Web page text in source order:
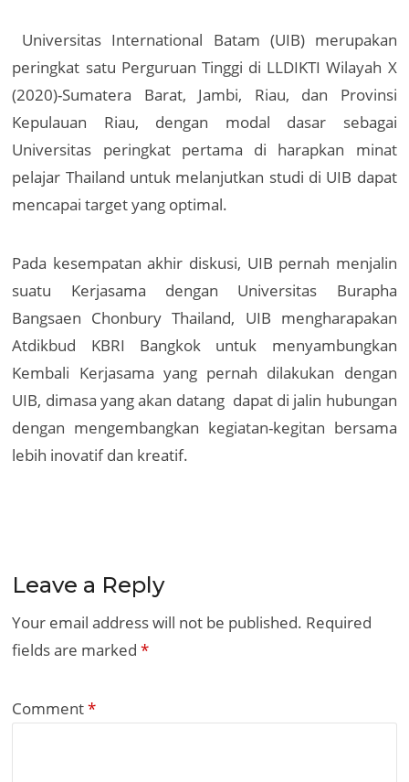
Universitas International Batam (UIB) merupakan
peringkat satu Perguruan Tinggi di LLDIKTI Wilayah X
(2020)-Sumatera Barat, Jambi, Riau, dan Provinsi
Kepulauan Riau, dengan modal dasar sebagai
Universitas peringkat pertama di harapkan minat
pelajar Thailand untuk melanjutkan studi di UIB dapat
mencapai target yang optimal.
Pada kesempatan akhir diskusi, UIB pernah menjalin
suatu Kerjasama dengan Universitas Burapha
Bangsaen Chonbury Thailand, UIB mengharapakan
Atdikbud KBRI Bangkok untuk menyambungkan
Kembali Kerjasama yang pernah dilakukan dengan
UIB, dimasa yang akan datang dapat di jalin hubungan
dengan mengembangkan kegiatan-kegitan bersama
lebih inovatif dan kreatif.
Leave a Reply
Your email address will not be published. Required
fields are marked*
Comment*